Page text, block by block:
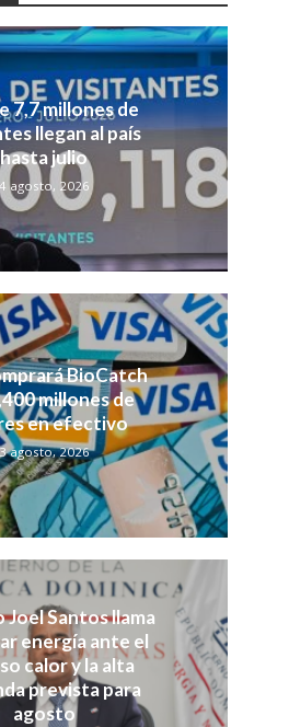
7,7 millones de
llegan al país
hasta julio
4 agosto, 2026
BioCatch
millones de
en efectivo
3 agosto, 2026
Santos llama
energía ante el
calor y la alta
prevista para
agosto